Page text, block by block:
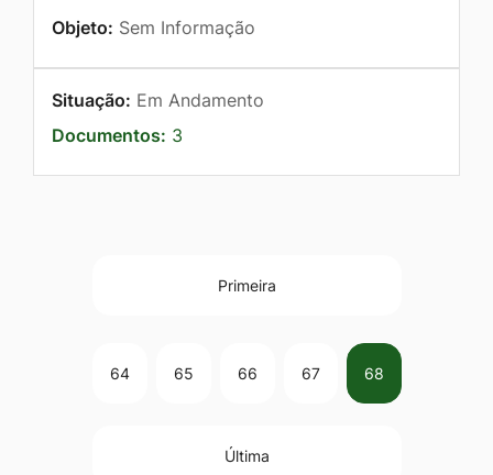
Objeto: Sem Informação
Situação: Em Andamento
Documentos: 3
Primeira
64 65 66 67 68
Última